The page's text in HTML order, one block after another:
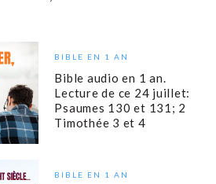
BIBLE EN 1 AN
Bible audio en 1 an.
Lecture de ce 24 juillet:
Psaumes 130 et 131; 2
Timothée 3 et 4
BIBLE EN 1 AN